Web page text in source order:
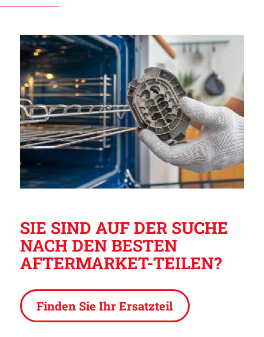
SIE SIND AUF DER SUCHE
NACH DEN BESTEN
AFTERMARKET-TEILEN?
Finden Sie Ihr Ersatzteil